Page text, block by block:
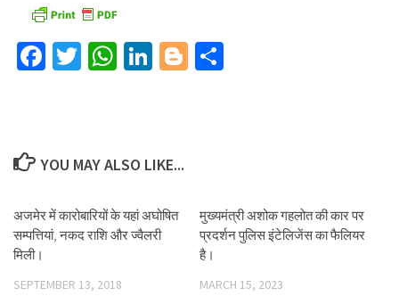
Facebook
TwitterWhatsApp
LinkedIn
Blogger
YOU MAY ALSO LIKE...
अजमेर में कारोबारियों के यहां अघोषित
सम्पत्तियां, नकद राशि और ज्वैलरी
मिली।
SEPTEMBER 13, 2018
मुख्यमंत्री अशोक गहलोत की कार पर
प्रदर्शन पुलिस इंटेलिजेंस का फैलियर
है।
MARCH 15, 2023